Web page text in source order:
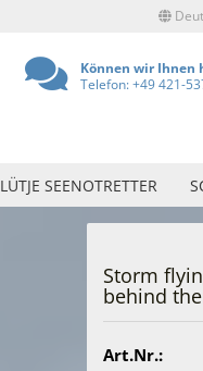
Können wir Ihnen
Telefon: +49 421-
LÜTJE SEENOTRETTER
Storm
behind
Art.Nr.: